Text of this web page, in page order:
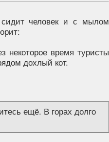
человек и с мылом
некоторое время туристы
дохлый кот.
ещё. В горах долго